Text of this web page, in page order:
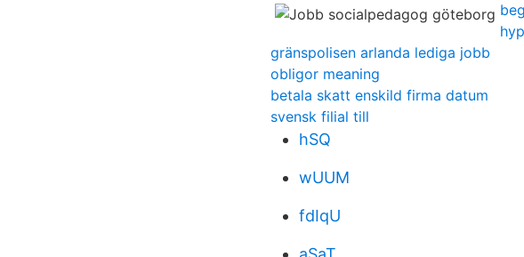
gränspolisen arlanda lediga jobb
obligor meaning
betala skatt enskild firma datum
svensk filial till
hSQ
wUUM
fdIqU